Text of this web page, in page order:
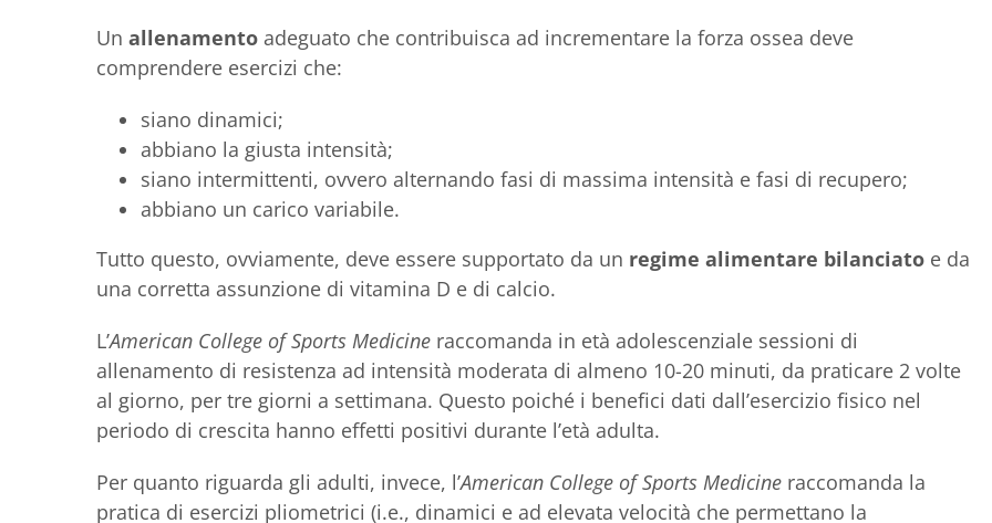
Un allenamento adeguato che contribuisca ad incrementare la forza ossea deve
comprendere esercizi che:
siano dinamici;
abbiano la giusta intensità;
siano intermittenti, ovvero alternando fasi di massima intensità e fasi di recupero;
abbiano un carico variabile.
Tutto questo, ovviamente, deve essere supportato da un regime alimentare bilanciato e da
una corretta assunzione di vitamina D e di calcio.
L’American College of Sports Medicine raccomanda in età adolescenziale sessioni di
allenamento di resistenza ad intensità moderata di almeno 10-20 minuti, da praticare 2 volte
al giorno, per tre giorni a settimana. Questo poiché i benefici dati dall’esercizio fisico nel
periodo di crescita hanno effetti positivi durante l’età adulta.
Per quanto riguarda gli adulti, invece, l’American College of Sports Medicine raccomanda la
pratica di esercizi pliometrici (i.e., dinamici e ad elevata velocità che permettano la